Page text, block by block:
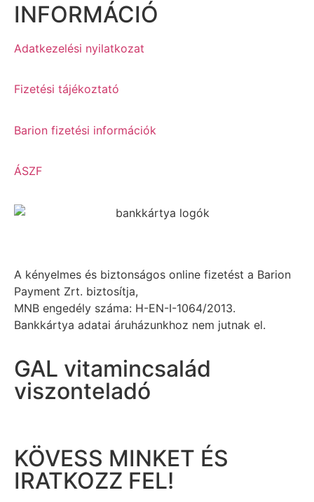
INFORMÁCIÓ
Adatkezelési nyilatkozat
Fizetési tájékoztató
Barion fizetési információk
ÁSZF
A kényelmes és biztonságos online fizetést a Barion
Payment Zrt. biztosítja,
MNB engedély száma: H-EN-I-1064/2013.
Bankkártya adatai áruházunkhoz nem jutnak el.
GAL vitamincsalád
viszonteladó
KÖVESS MINKET ÉS
IRATKOZZ FEL!